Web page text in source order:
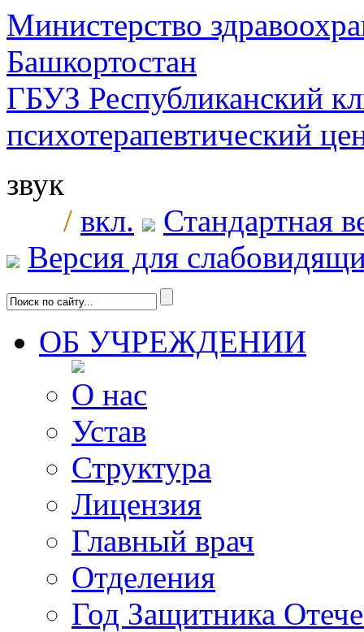
Министерство
Башкортостан
ГБУЗ Республиканский
психотерапевтический
звук
/ вкл.
Стандартная
Версия для
ОБ УЧРЕЖДЕНИИ
О нас
Устав
Структура
Лицензия
Главный врач
Отделения
Год Защитника